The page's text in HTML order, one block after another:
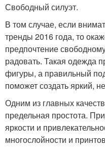
Свободный силуэт.
В том случае, если
тренды 2016 года, то
предпочтение
радовать. Такая одежда
фигуры, а правильный
поможет создать яркий,
Одним из главных
предельная простота.
яркости и
многослойности и